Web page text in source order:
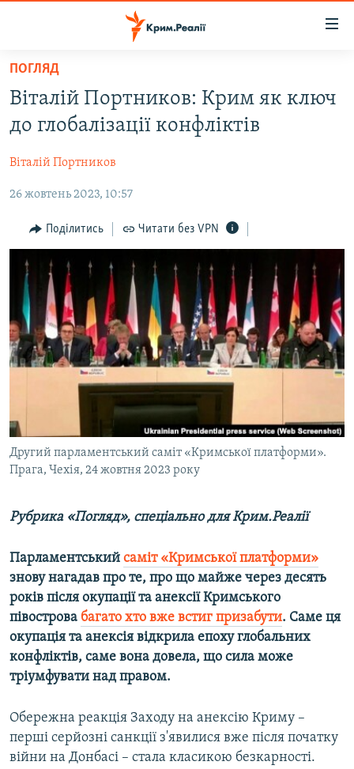
Перейти
основного
матеріалу
до
навігації
Перейти
пошуку
ВОДА.КРИМ
ПОЛІТИКА
БЛОГИ
ПОГЛЯД
ВСЕ ЗА ДЕНЬ
СПЕЦПРОЕКТИ
ДЕПОРТАЦІЯ
ВІДЕОУРОКИ «ELIFBE»
СВІДЧЕННЯ ОКУПАЦІЇ
УКРАЇНСЬКА ПРОБЛЕМА КРИМУ
ІНФОГРАФІКА
ЯК ОБІЙТИ БЛОКУВАННЯ
ДОЛУЧАЙСЯ!
Усі сайти RFE/RL
ПОГЛЯД
Віталій Портников: Крим як ключ
до глобалізації конфліктів
Віталій Портников
26 жовтень 2023, 10:57
Поділитись Читати без VPN
Другий парламентський саміт «Кримської платформи».
Прага, Чехія, 24 жовтня 2023 року
Рубрика «Погляд», спеціально для Крим.Реалії
Парламентський саміт «Кримської платформи»
знову нагадав про те, про що майже через десять
років після окупації та анексії Кримського
півострова багато хто вже встиг призабути. Саме ця
окупація та анексія відкрила епоху глобальних
конфліктів, саме вона довела, що сила може
тріумфувати над правом.
Обережна реакція Заходу на анексію Криму –
перші серйозні санкції з'явилися вже після початку
війни на Донбасі – стала класикою безкарності.